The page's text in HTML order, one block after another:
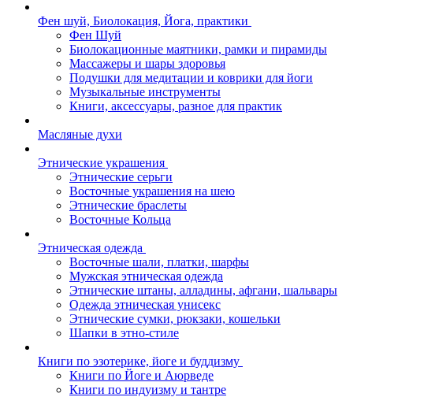
Фен шуй, Биолокация, Йога, практики
Фен Шуй
Биолокационные маятники, рамки и пирамиды
Массажеры и шары здоровья
Подушки для медитации и коврики для йоги
Музыкальные инструменты
Книги, аксессуары, разное для практик
Масляные духи
Этнические украшения
Этнические серьги
Восточные украшения на шею
Этнические браслеты
Восточные Кольца
Этническая одежда
Восточные шали, платки, шарфы
Мужская этническая одежда
Этнические штаны, алладины, афгани, шальвары
Одежда этническая унисекс
Этнические сумки, рюкзаки, кошельки
Шапки в этно-стиле
Книги по эзотерике, йоге и буддизму
Книги по Йоге и Аюрведе
Книги по индуизму и тантре